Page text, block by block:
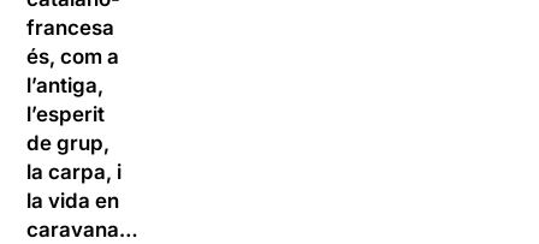
francesa
és, com a
l’antiga,
l’esperit
de grup,
la carpa, i
la vida en
caravana…